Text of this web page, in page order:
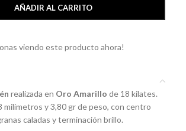
AÑADIR AL CARRITO
viendo este producto ahora!
realizada en Oro Amarillo de 18 kilates.
milímetros y 3,80 gr de peso, con centro
caladas y terminación brillo.